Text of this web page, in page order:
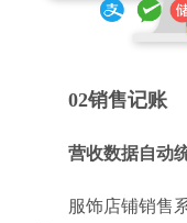
02销售记账
营收数据自动
服饰店铺销售